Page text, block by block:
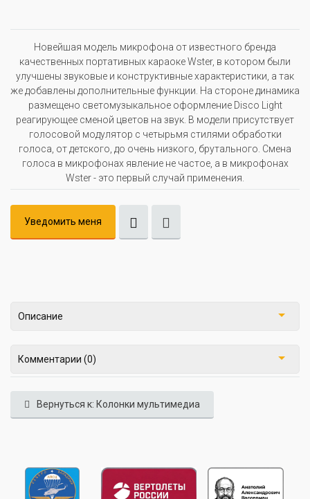
Новейшая модель микрофона от известного бренда
качественных портативных караоке Wster, в котором были
улучшены звуковые и конструктивные характеристики, а так
же добавлены дополнительные функции. На стороне динамика
размещено светомузыкальное оформление Disco Light
реагирующее сменой цветов на звук. В модели присутствует
голосовой модулятор с четырьмя стилями обработки
голоса, от детского, до очень низкого, брутального. Смена
голоса в микрофонах явление не частое, а в микрофонах
Wster - это первый случай применения.
Уведомить меня
Описание
Комментарии (0)
Вернуться к: Колонки мультимедиа